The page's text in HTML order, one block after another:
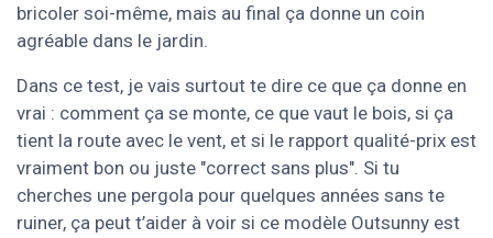
bricoler soi-même, mais au final ça donne un coin
agréable dans le jardin.
Dans ce test, je vais surtout te dire ce que ça donne en
vrai : comment ça se monte, ce que vaut le bois, si ça
tient la route avec le vent, et si le rapport qualité-prix est
vraiment bon ou juste "correct sans plus". Si tu
cherches une pergola pour quelques années sans te
ruiner, ça peut t’aider à voir si ce modèle Outsunny est